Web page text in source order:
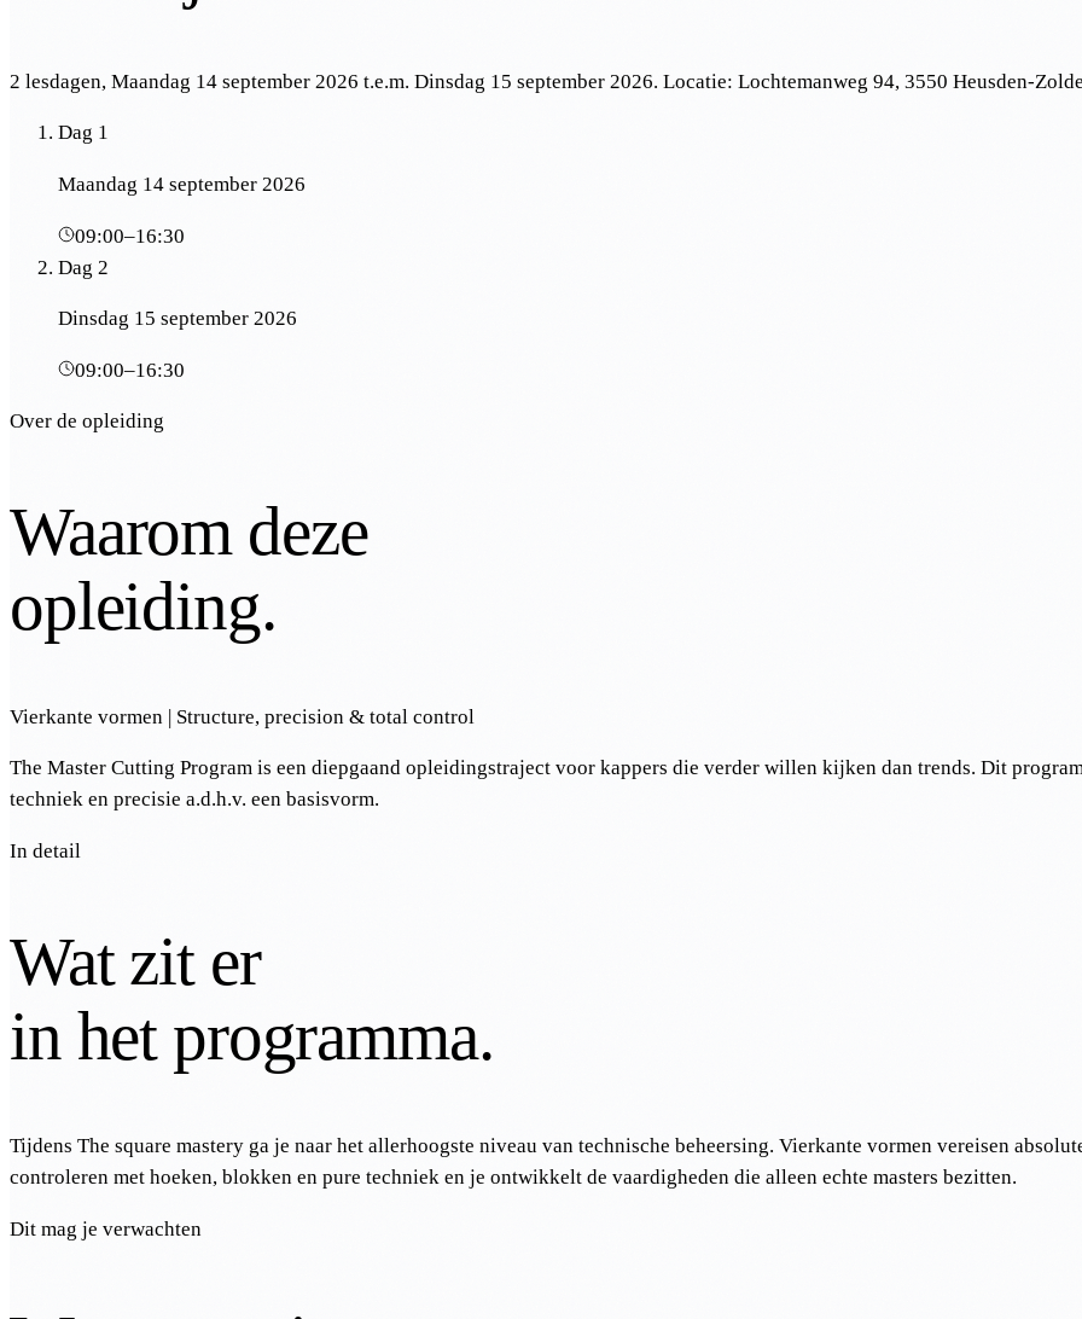
2 lesdagen, Maandag 14 september 2026 t.e.m. Dinsdag 15 september 2026. Locatie: Lochtemanweg 94, 3550 Heusden-
Dag 1
Maandag 14 september 2026
09:00–16:30
Dag 2
Dinsdag 15 september 2026
09:00–16:30
Over de opleiding
Waarom deze
opleiding.
Vierkante vormen | Structure, precision & total control
The Master Cutting Program is een diepgaand opleidingstraject voor kappers die verder willen kijken dan trends. Dit
techniek en precisie a.d.h.v. een basisvorm.
In detail
Wat zit er
in het programma.
Tijdens The square mastery ga je naar het allerhoogste niveau van technische beheersing. Vierkante vormen vereisen
controleren met hoeken, blokken en pure techniek en je ontwikkelt de vaardigheden die alleen echte masters bezitten.
Dit mag je verwachten